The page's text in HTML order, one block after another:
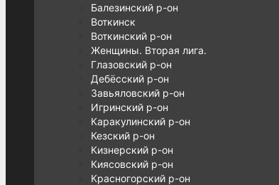
Балезинский р-он
Воткинск
Воткинский р-он
Женщины. Вторая лига.
Глазовский р-он
Дебёсский р-он
Завьяловский р-он
Игринский р-он
Каракулинский р-он
Кезский р-он
Кизнерский р-он
Киясовский р-он
Красногорский р-он